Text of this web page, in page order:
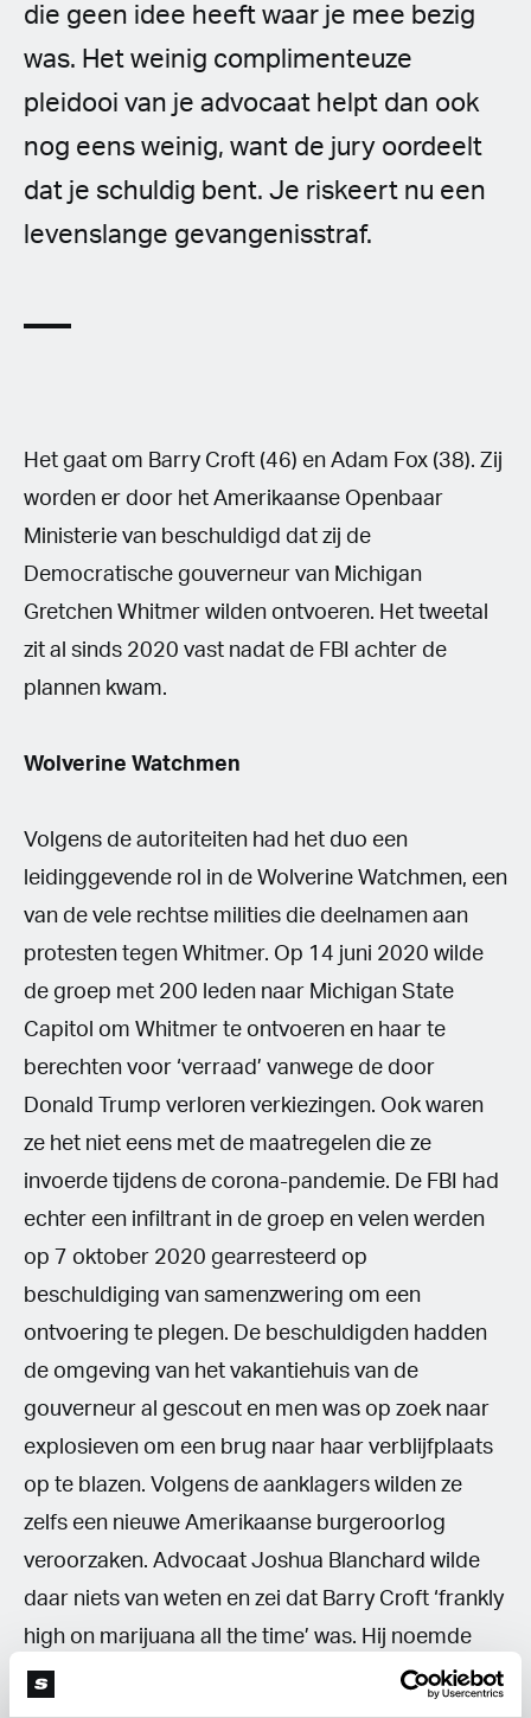
die geen idee heeft waar je mee bezig
was. Het weinig complimenteuze
pleidooi van je advocaat helpt dan ook
nog eens weinig, want de jury oordeelt
dat je schuldig bent. Je riskeert nu een
levenslange gevangenisstraf.
Het gaat om Barry Croft (46) en Adam Fox (38). Zij
worden er door het Amerikaanse Openbaar
Ministerie van beschuldigd dat zij de
Democratische gouverneur van Michigan
Gretchen Whitmer wilden ontvoeren. Het tweetal
zit al sinds 2020 vast nadat de FBI achter de
plannen kwam.
Wolverine Watchmen
Volgens de autoriteiten had het duo een
leidinggevende rol in de Wolverine Watchmen, een
van de vele rechtse milities die deelnamen aan
protesten tegen Whitmer. Op 14 juni 2020 wilde
de groep met 200 leden naar Michigan State
Capitol om Whitmer te ontvoeren en haar te
berechten voor ‘verraad’ vanwege de door
Donald Trump verloren verkiezingen. Ook waren
ze het niet eens met de maatregelen die ze
invoerde tijdens de corona-pandemie. De FBI had
echter een infiltrant in de groep en velen werden
op 7 oktober 2020 gearresteerd op
beschuldiging van samenzwering om een
ontvoering te plegen. De beschuldigden hadden
de omgeving van het vakantiehuis van de
gouverneur al gescout en men was op zoek naar
explosieven om een brug naar haar verblijfplaats
op te blazen. Volgens de aanklagers wilden ze
zelfs een nieuwe Amerikaanse burgeroorlog
veroorzaken. Advocaat Joshua Blanchard wilde
daar niets van weten en zei dat Barry Croft ‘frankly
high on marijuana all the time’ was. Hij noemde
hem een ‘stoner pirate kind-of whack nut’. Adam
Fox zou tijdens de verkenning rond Whitmers